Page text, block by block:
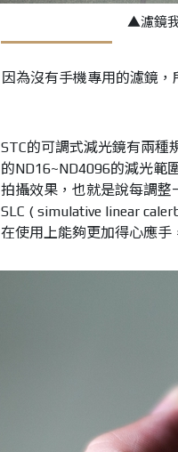
▲濾鏡
因為沒有手機專用的濾鏡
STC的可調式減光鏡有兩種
的ND16~ND4096的減光範
拍攝效果，也就是說每調
SLC ( simulative linear
在使用上能夠更加得心應手